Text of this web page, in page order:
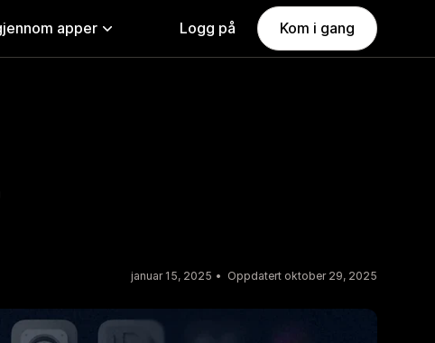
apper Logg på Kom i gang
januar 15, 2025 Oppdatert oktober 29, 2025